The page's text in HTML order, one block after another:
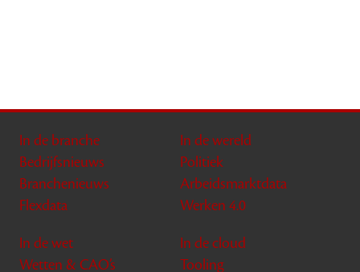
In de branche
Bedrijfsnieuws
Branchenieuws
Flexdata
In de wereld
Politiek
Arbeidsmarktdata
Werken 4.0
In de wet
Wetten & CAO’s
In de cloud
Tooling